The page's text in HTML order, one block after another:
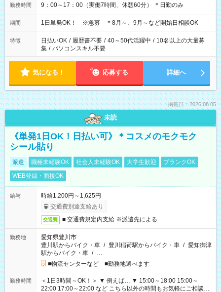
勤務時間 9：00～17：00（実働7時間、休憩60分） ＊日勤のみ
期間 1日単発OK！ ※急募 ＊8月～、9月～など開始日相談OK
特徴 日払いOK / 履歴書不要 / 40～50代活躍中 / 10名以上の大量募
集 / パソコンスキル不要
気になる！ 応募する 詳細へ
掲載日：2026.08.05
未読
《単発1日OK！日払い可》＊コスメのモクモク
シール貼り
派遣 職種未経験OK 社会人未経験OK 大学生歓迎
ブランクOK
WEB登録・面接OK
給与
時給1,200円～1,625円
交通費別途支給あり
交通費 ■ 交通費規定内支給 ※派遣先による
勤務地
愛知県豊川市
豊川駅からバイク・車 / 豊川稲荷駅からバイク・車 / 愛知御津
駅からバイク・車 / …
■物流センターなど ■勤務地選べます
勤務時間
＜1日3時間～OK！＞ ▼ 例えば… ▼ 15:00～18:00 15:00～
22:00 17:00～22:00 など こちら以外の時間もお気軽にご相談く